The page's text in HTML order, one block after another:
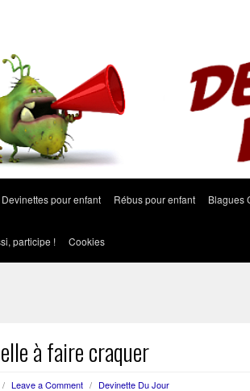
Devinettes pour enfant Rébus pour enfant Blagues
participe ! Cookies
à faire craquer
/ Leave a Comment / Devinette Du Jour